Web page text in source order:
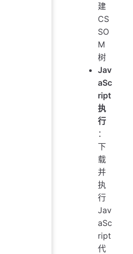
建
CS
SO
M
树
Jav
aSc
ript
执
行
：
下
载
并
执
行
Jav
aSc
ript
代